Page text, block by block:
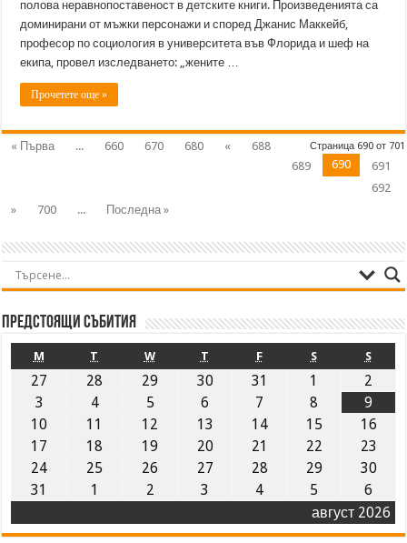
полова неравнопоставеност в детските книги. Произведенията са
доминирани от мъжки персонажи и според Джанис Маккейб,
професор по социология в университета във Флорида и шеф на
екипа, провел изследването: „жените …
Прочетете още »
Страница 690 от 701
« Първа ... 660 670 680 «
688
689
690
691
692
»
700 ... Последна »
Предстоящи събития
август 2026
M T W T F S S
27 28 29 30 31 1
2
3
4 5 6 7 8
9
10
11 12 13 14 15
16
17
18 19 20 21 22
23
24
25 26 27 28 29
30
31
1 2 3 4 5 6